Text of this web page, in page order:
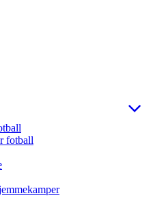
fotball